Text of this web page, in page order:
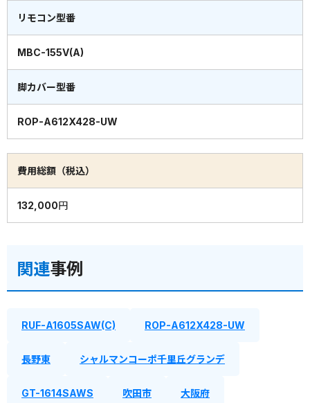
リモコン型番
MBC-155V(A)
脚カバー型番
ROP-A612X428-UW
費用総額（税込）
132,000円
関連事例
RUF-A1605SAW(C) ROP-A612X428-UW
長野東 シャルマンコーポ千里丘グランデ
GT-1614SAWS 吹田市 大阪府